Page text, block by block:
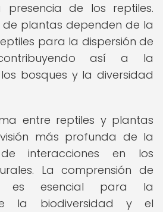
de los reptiles.
de plantas dependen de la
para la dispersión de
así a la
bosques y la diversidad
entre reptiles y plantas
más profunda de la
interacciones en los
La comprensión de
es esencial para la
la biodiversidad y el